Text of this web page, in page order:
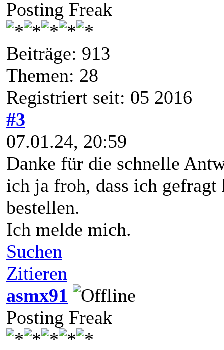
Posting Freak
Beiträge: 913
Themen: 28
Registriert seit: 05 2016
#3
07.01.24, 20:59
Danke für die schnelle
ich ja froh, dass ich gefragt
bestellen.
Ich melde mich.
Suchen
Zitieren
asmx91
Posting Freak